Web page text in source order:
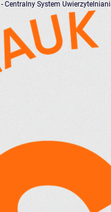
- Centralny System